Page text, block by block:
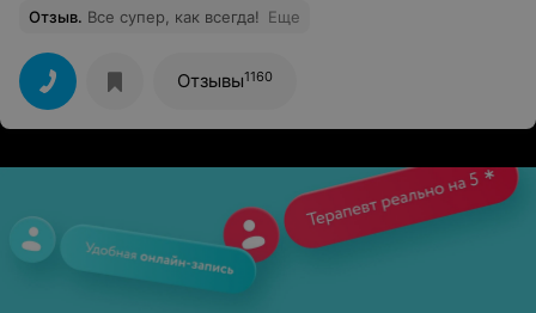
Отзыв. Все супер, как всегда! Еще
Отзывы1160